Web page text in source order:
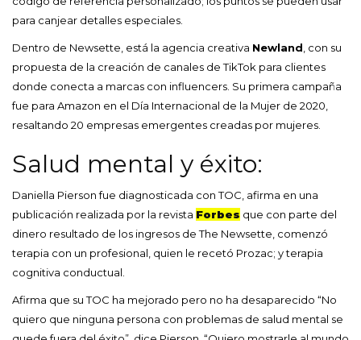
para canjear detalles especiales.
Dentro de Newsette, está la agencia creativa Newland , con su
propuesta de la creación de canales de TikTok para clientes
donde conecta a marcas con influencers. Su primera campaña
fue para Amazon en el Día Internacional de la Mujer de 2020,
resaltando 20 empresas emergentes creadas por mujeres.
Salud mental y éxito:
Daniella Pierson fue diagnosticada con TOC, afirma en una
publicación realizada por la revista Forbes que con parte del
dinero resultado de los ingresos de The Newsette, comenzó
terapia con un profesional, quien le recetó Prozac; y terapia
cognitiva conductual.
Afirma que su TOC ha mejorado pero no ha desaparecido “No
quiero que ninguna persona con problemas de salud mental se